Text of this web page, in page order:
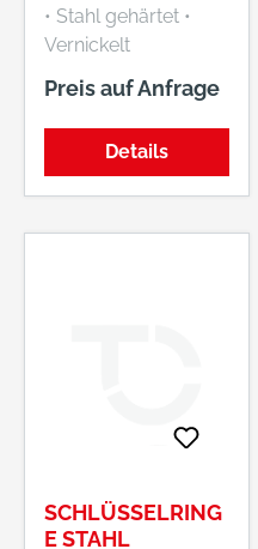
• Stahl gehärtet •
Vernickelt
Preis auf Anfrage
Details
SCHLÜSSELRING
E STAHL